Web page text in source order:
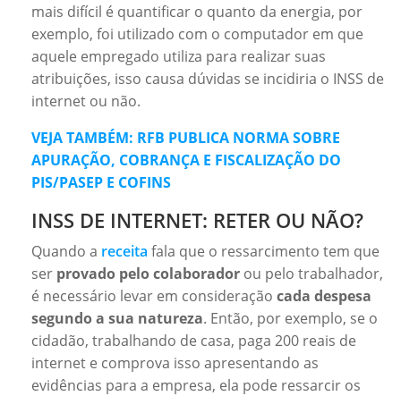
mais difícil é quantificar o quanto da energia, por
exemplo, foi utilizado com o computador em que
aquele empregado utiliza para realizar suas
atribuições, isso causa dúvidas se incidiria o INSS de
internet ou não.
VEJA TAMBÉM: RFB PUBLICA NORMA SOBRE
APURAÇÃO, COBRANÇA E FISCALIZAÇÃO DO
PIS/PASEP E COFINS
INSS DE INTERNET: RETER OU NÃO?
Quando a receita fala que o ressarcimento tem que
ser provado pelo colaborador ou pelo trabalhador,
é necessário levar em consideração cada despesa
segundo a sua natureza. Então, por exemplo, se o
cidadão, trabalhando de casa, paga 200 reais de
internet e comprova isso apresentando as
evidências para a empresa, ela pode ressarcir os